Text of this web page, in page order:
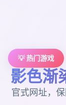
💡 热门游戏
影色渐
官式网址，